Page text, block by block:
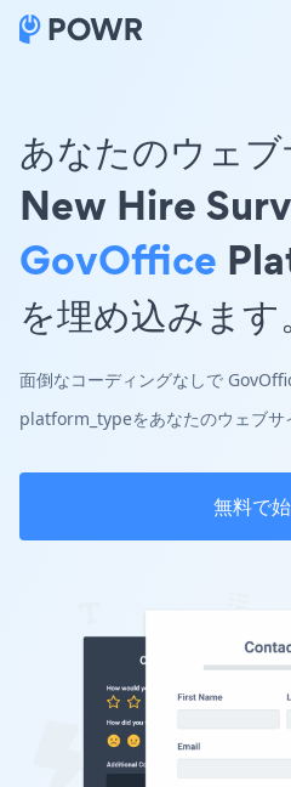
あなたのウェ
New Hire
GovOffice
を埋め込みます。
面倒なコーディングなしで
platform_typeをあなたのウェブサ
無料で